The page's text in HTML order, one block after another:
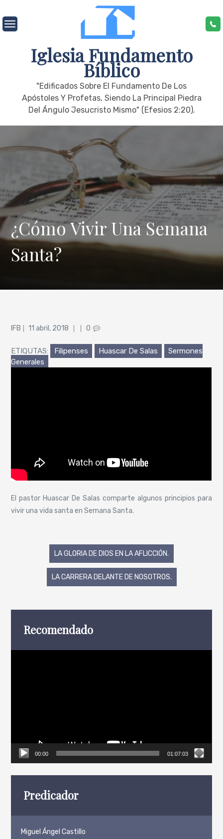
to
content
Iglesia Fundamento
Bíblico
"edificados Sobre El Fundamento De Los
Apóstoles Y Profetas, Siendo La Principal Piedra
Del Ángulo Jesucristo Mismo" (Efesios 2:20).
¿Cómo Vivir Una Semana
Santa?
IFB
Posted
11 abril, 2018 0
ETIQUTAS: Filipenses Huascar De Salas
Sermones
Generales
El pastor Huascar De Salas comparte algunos principios para
vivir una vida santa en Semana Santa.
Navegación
LA GLORIA DE DIOS EN LA AFLICCIÓN.
LA CARRERA DELANTE DE NOSOTROS.
Recomendado
00:00 01:07:03
Predicador
Miguel Ángel Castillo